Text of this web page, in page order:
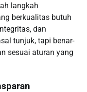
langkah
berkualitas butuh
dan
tunjuk, tapi benar-
sesuai aturan yang